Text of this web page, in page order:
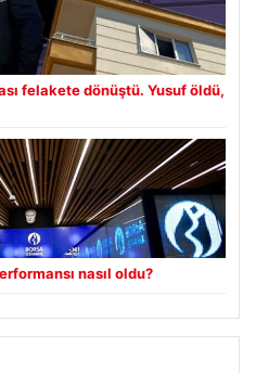
felakete dönüştü. Yusuf öldü,
nasıl oldu?